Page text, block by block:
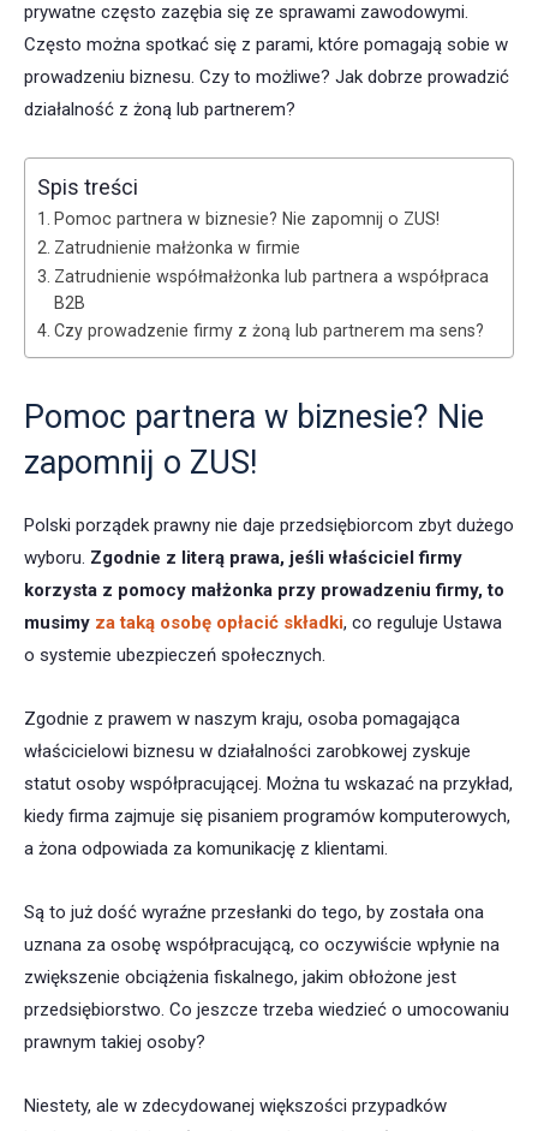
prywatne często zazębia się ze sprawami zawodowymi.
Często można spotkać się z parami, które pomagają sobie w
prowadzeniu biznesu. Czy to możliwe? Jak dobrze prowadzić
działalność z żoną lub partnerem?
Spis treści
Pomoc partnera w biznesie? Nie zapomnij o ZUS!
Zatrudnienie małżonka w firmie
Zatrudnienie współmałżonka lub partnera a współpraca
B2B
Czy prowadzenie firmy z żoną lub partnerem ma sens?
Pomoc partnera w biznesie? Nie
zapomnij o ZUS!
Polski porządek prawny nie daje przedsiębiorcom zbyt dużego
wyboru. Zgodnie z literą prawa, jeśli właściciel firmy
korzysta z pomocy małżonka przy prowadzeniu firmy, to
musimy za taką osobę opłacić składki, co reguluje Ustawa
o systemie ubezpieczeń społecznych.
Zgodnie z prawem w naszym kraju, osoba pomagająca
właścicielowi biznesu w działalności zarobkowej zyskuje
statut osoby współpracującej. Można tu wskazać na przykład,
kiedy firma zajmuje się pisaniem programów komputerowych,
a żona odpowiada za komunikację z klientami.
Są to już dość wyraźne przesłanki do tego, by została ona
uznana za osobę współpracującą, co oczywiście wpłynie na
zwiększenie obciążenia fiskalnego, jakim obłożone jest
przedsiębiorstwo. Co jeszcze trzeba wiedzieć o umocowaniu
prawnym takiej osoby?
Niestety, ale w zdecydowanej większości przypadków